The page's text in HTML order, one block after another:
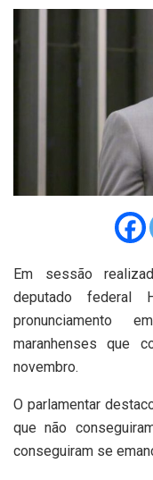
Em sessão
deputado federal
pronunciamento
maranhenses que
novembro.
O parlamentar
que não
conseguiram se